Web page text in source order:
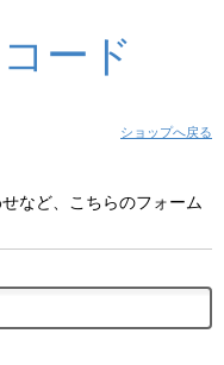
ード
ショップへ戻る
など、こちらのフォーム